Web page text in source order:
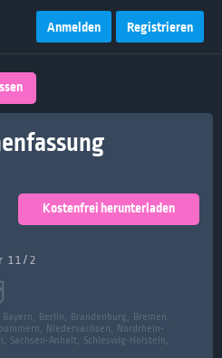
Anmelden Registrieren
Kostenfrei herunterladen
11/2
Berlin, Brandenburg, Bremen,
Niedersachsen, Nordrhein-
Sachsen-Anhalt, Schleswig-Holstein,